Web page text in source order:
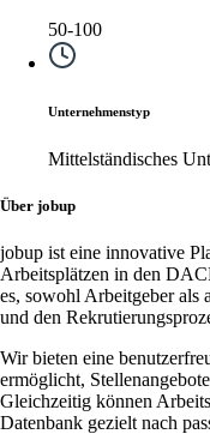
50-100
Unternehmenstyp
Mittelständisches
Über jobup
jobup ist eine innovative
Arbeitsplätzen in den
es, sowohl Arbeitgeber als
und den
Wir bieten eine
ermöglicht,
Gleichzeitig können
Datenbank gezielt nach